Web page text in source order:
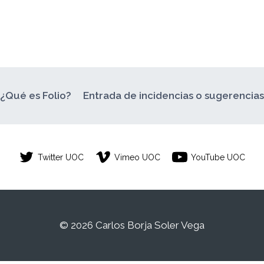
¿Qué es Folio? Entrada de incidencias o sugerencias
Twitter UOC Vimeo UOC YouTube UOC
© 2026 Carlos Borja Soler Vega